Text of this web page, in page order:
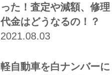
った！査定や減額、修理
代金はどうなるの！？
2021.08.03
軽自動車を白ナンバーに